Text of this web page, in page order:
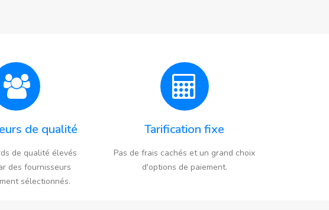
de qualité
de qualité élevés
des fournisseurs
sélectionnés.
Tarification fixe
Pas de frais cachés et un grand choix
d'options de paiement.